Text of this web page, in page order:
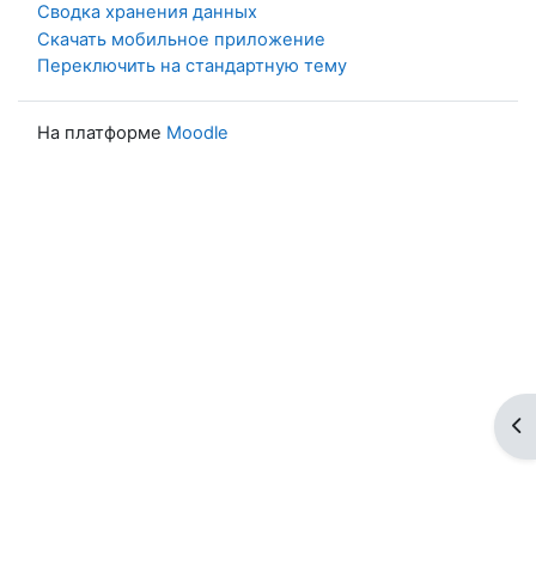
Сводка хранения данных
Скачать мобильное приложение
Переключить на стандартную тему
На платформе Moodle